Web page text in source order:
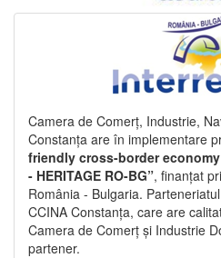
Camera de Comerț, Industrie,
Constanța are în implementare
friendly cross-border
- HERITAGE RO-BG”, finanțat
România - Bulgaria.
CCINA Constanța, care are
Camera de Comerț și Industrie
partener.